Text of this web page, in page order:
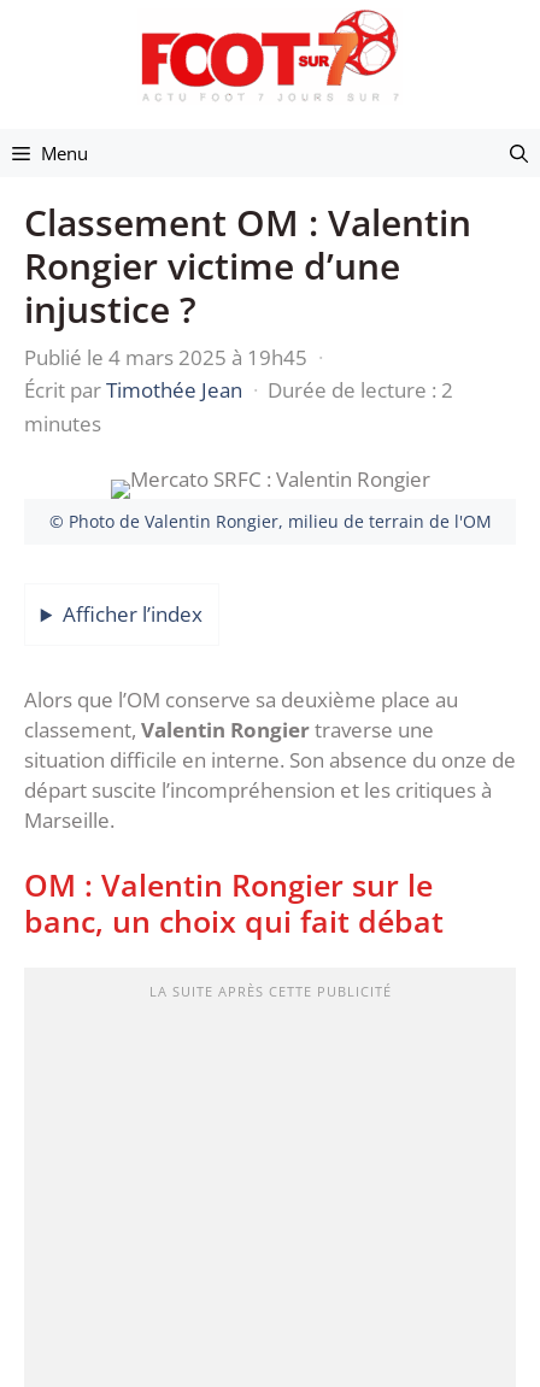
Menu
Classement OM : Valentin
Rongier victime d’une
injustice ?
Publié le 4 mars 2025 à 19h45 ·
Écrit parTimothée Jean · Durée de lecture : 2
minutes
© Photo de Valentin Rongier, milieu de terrain de l'OM
Afficher l’index
Alors que l’OM conserve sa deuxième place au
classement, Valentin Rongiertraverse une
situation difficile en interne. Son absence du onze de
départ suscite l’incompréhension et les critiques à
Marseille.
OM : Valentin Rongier sur le
banc, un choix qui fait débat
LA SUITE APRÈS CETTE PUBLICITÉ